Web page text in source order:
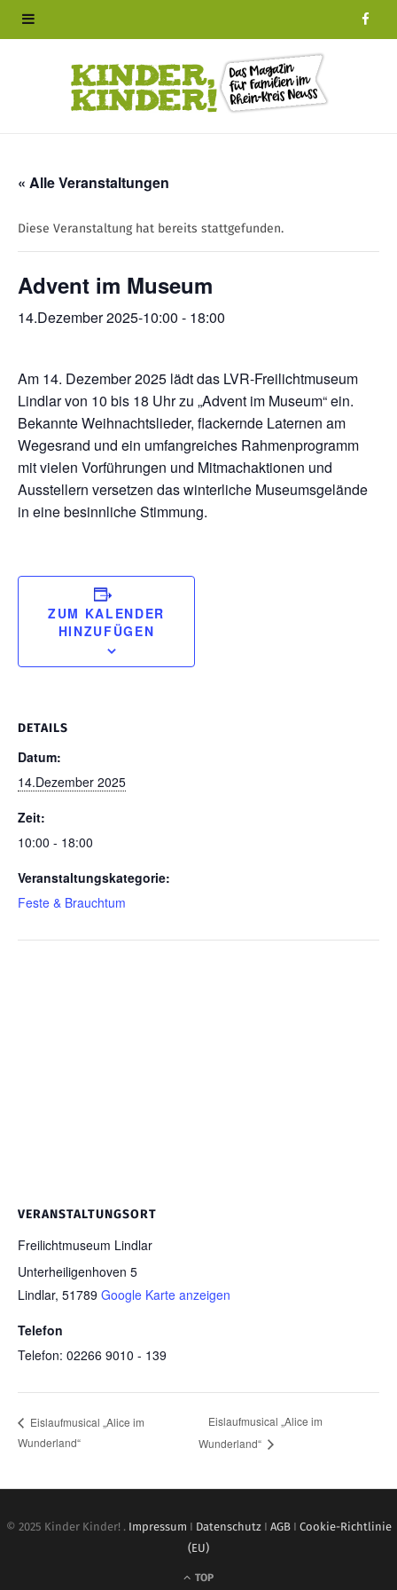
o
« Alle Veranstaltungen
Diese Veranstaltung hat bereits stattgefunden.
Advent im Museum
14.Dezember 2025-10:00 - 18:00
Am 14. Dezember 2025 lädt das LVR-Freilichtmuseum
Lindlar von 10 bis 18 Uhr zu „Advent im Museum“ ein.
Bekannte Weihnachtslieder, flackernde Laternen am
Wegesrand und ein umfangreiches Rahmenprogramm
mit vielen Vorführungen und Mitmachaktionen und
Ausstellern versetzen das winterliche Museumsgelände
in eine besinnliche Stimmung.
ZUM KALENDER
HINZUFÜGEN
DETAILS
Datum:
14.Dezember 2025
Zeit:
10:00 - 18:00
Veranstaltungskategorie:
Feste & Brauchtum
VERANSTALTUNGSORT
Freilichtmuseum Lindlar
Unterheiligenhoven 5
Lindlar, 51789 Google Karte anzeigen
Telefon
Telefon: 02266 9010 - 139
Eislaufmusical „Alice im
Wunderland“
Eislaufmusical „Alice im
Wunderland“
© 2025 Kinder Kinder! . Impressum I DatenschutzI AGBI Cookie-Richtlinie
(EU)
TOP